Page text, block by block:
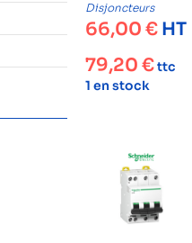
Disjoncteurs
66,00 € HT
79,20 €ttc
1 en stock